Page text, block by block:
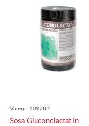
Varenr: 109788
Sosa Gluconolactat In